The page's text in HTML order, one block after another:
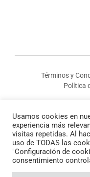
Términos y
Política
© Todos los
Usamos cookies en
experiencia más
visitas repetidas. Al
uso de TODAS las
"Configuración de
consentimiento